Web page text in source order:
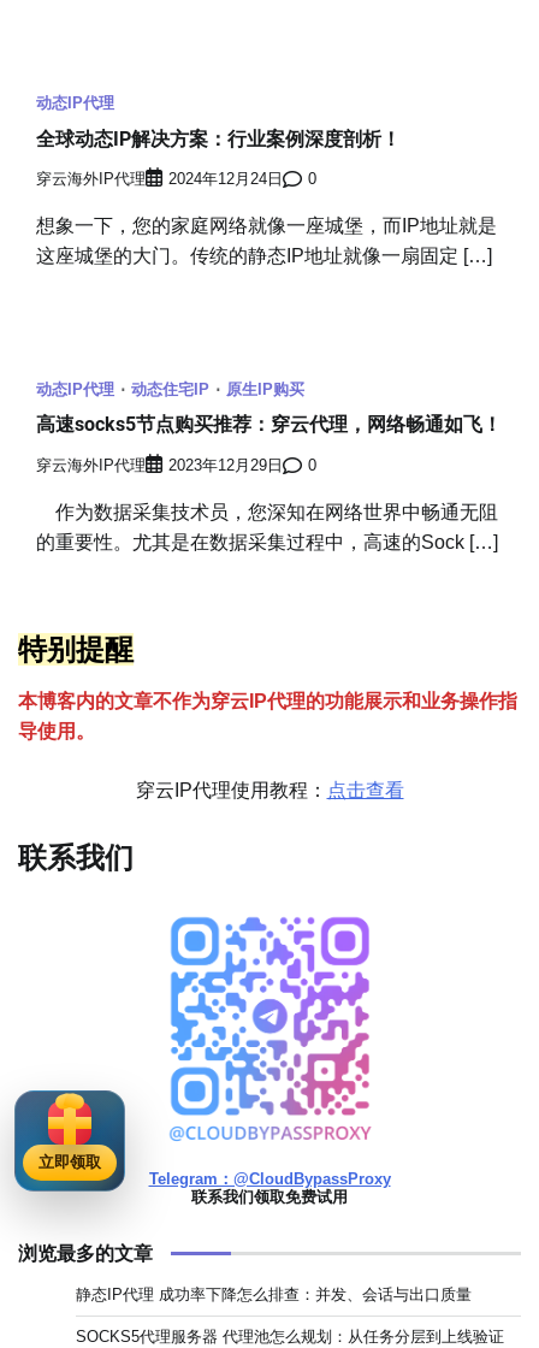
动态IP代理
全球动态IP解决方案：行业案例深度剖析！
穿云海外IP代理 2024年12月24日 0
想象一下，您的家庭网络就像一座城堡，而IP地址就是
这座城堡的大门。传统的静态IP地址就像一扇固定 […]
动态IP代理 动态住宅IP 原生IP购买
高速socks5节点购买推荐：穿云代理，网络畅通如飞！
穿云海外IP代理 2023年12月29日 0
作为数据采集技术员，您深知在网络世界中畅通无阻
的重要性。尤其是在数据采集过程中，高速的Sock […]
特别提醒
本博客内的文章不作为穿云 P代理的功能展示和业务操作指
导使用。
穿云IP代理使用教程： 点击查看
联系我们
Telegram：@CloudBypassProxy
联系我们领取免费试用
浏览最多的文章
静态IP代理 成功率下降怎么排查：并发、会话与出口质量
SOCKS5代理服务器 代理池怎么规划：从任务分层到上线验证
立即领取